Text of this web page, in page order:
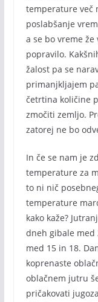
temperature več
poslabšanje
a se bo vreme
popravilo.
žalost pa se
primanjkljajem
četrtina količine
zmočiti zemljo.
zatorej ne bo
In če se nam je
temperature za
to ni nič
temperature
kako kaže?
dneh gibale med
med 15 in 18.
koprenaste
oblačnem jutru
pričakovati